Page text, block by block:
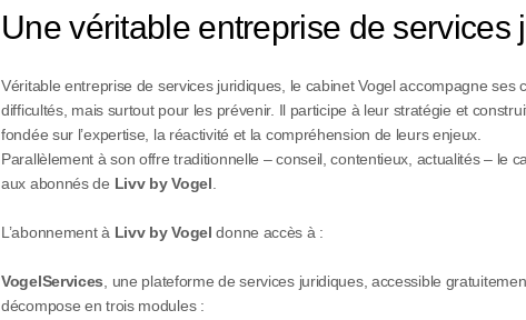
Une véritable entreprise de services
Véritable entreprise de services juridiques, le cabinet Vogel accompagne
difficultés, mais surtout pour les prévenir. Il participe à leur stratégie et
fondée sur l’expertise, la réactivité et la compréhension de leurs enjeux.
Parallèlement à son offre traditionnelle – conseil, contentieux, actualités – le
aux abonnés de Livv by Vogel
L’abonnement à Livv by Vogel donne accès à :
VogelServices , une plateforme de services juridiques, accessible
décompose en trois modules :